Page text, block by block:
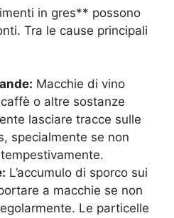
in gres** possono
Tra le cause principali
Macchie di vino
o altre sostanze
lasciare tracce sulle
specialmente se non
L’accumulo di sporco sui
a macchie se non
Le particelle